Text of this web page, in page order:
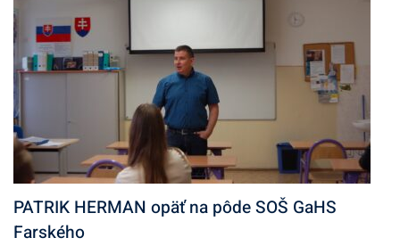
PATRIK HERMAN opäť na pôde SOŠ GaHS
Farského